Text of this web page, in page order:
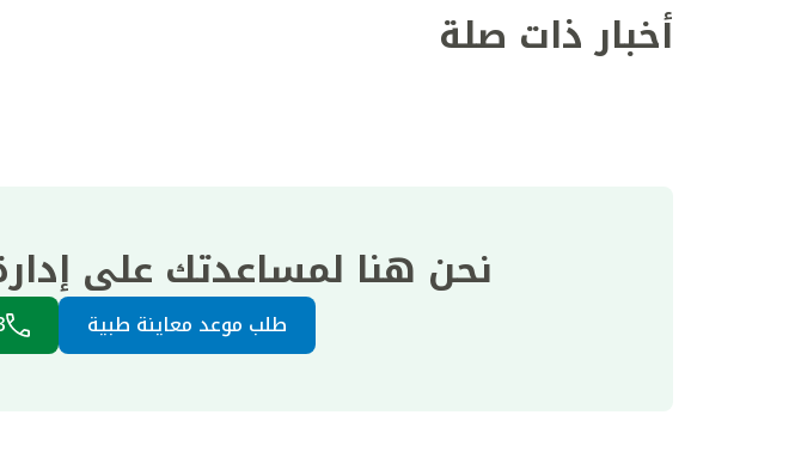
أخبار ذات صلة
نحن هنا لمساعدتك على
طلب موعد معاينة طبية